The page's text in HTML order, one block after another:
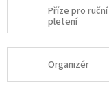
Příze pro ruční
pletení
Organizér